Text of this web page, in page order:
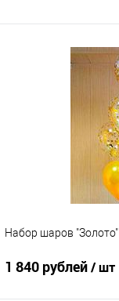
Набор шаров "Золото"
1 840 рублей/ шт